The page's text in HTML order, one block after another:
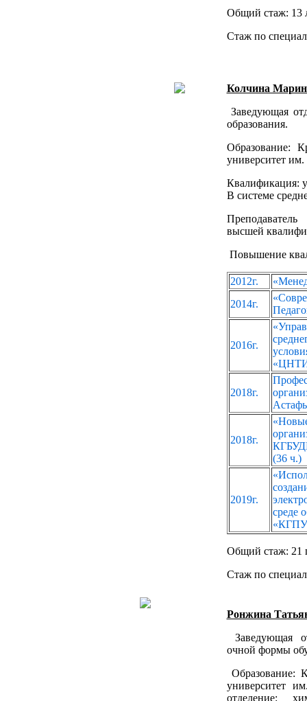
Общий стаж: 13
Стаж по
Колчина
Заведующая
образования.
Образование:
университет
Квалификация:
В системе
высшей
Повышение
2012г.
2014г.
2016г.
«ЦНТИ
2018г.
2018г.
(36 ч.)
2019г.
среде
«КГПУ
Общий стаж: 21
Стаж по
Ронжина
Заведующая
очной формы
Образование:
университет
отделение: